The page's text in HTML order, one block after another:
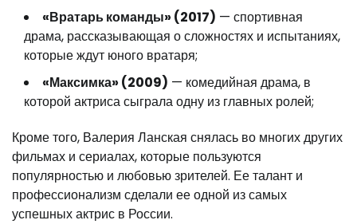
«Вратарь команды» (2017) — спортивная
драма, рассказывающая о сложностях и испытаниях,
которые ждут юного вратаря;
«Максимка» (2009) — комедийная драма, в
которой актриса сыграла одну из главных ролей;
Кроме того, Валерия Ланская снялась во многих других
фильмах и сериалах, которые пользуются
популярностью и любовью зрителей. Ее талант и
профессионализм сделали ее одной из самых
успешных актрис в России.